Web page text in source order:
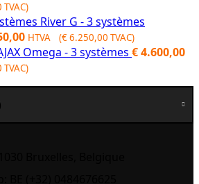
TVAC)
River G - 3 systèmes
Current
price
is:
HTVA (€6.250,00 TVAC)
Omega - 3 systèmes €4.600,00
TVAC)